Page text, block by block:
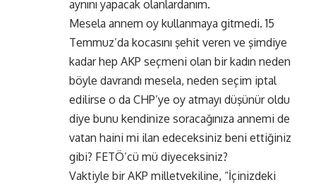
aynını yapacak olanlardanım.
Mesela annem oy kullanmaya gitmedi. 15
Temmuz’da kocasını şehit veren ve şimdiye
kadar hep AKP seçmeni olan bir kadın neden
böyle davrandı mesela, neden seçim iptal
edilirse o da CHP’ye oy atmayı düşünür oldu
diye bunu kendinize soracağınıza annemi de
vatan haini mi ilan edeceksiniz beni ettiğiniz
gibi? FETÖ’cü mü diyeceksiniz?
Vaktiyle bir AKP milletvekiline, “İçinizdeki